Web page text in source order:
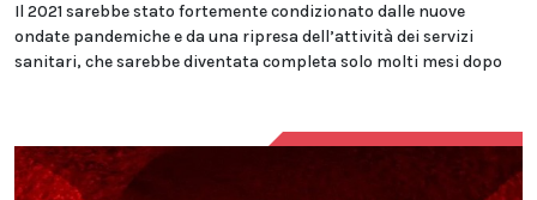
Il 2021 sarebbe stato fortemente condizionato dalle nuove
ondate pandemiche e da una ripresa dell’attività dei servizi
sanitari, che sarebbe diventata completa solo molti mesi dopo